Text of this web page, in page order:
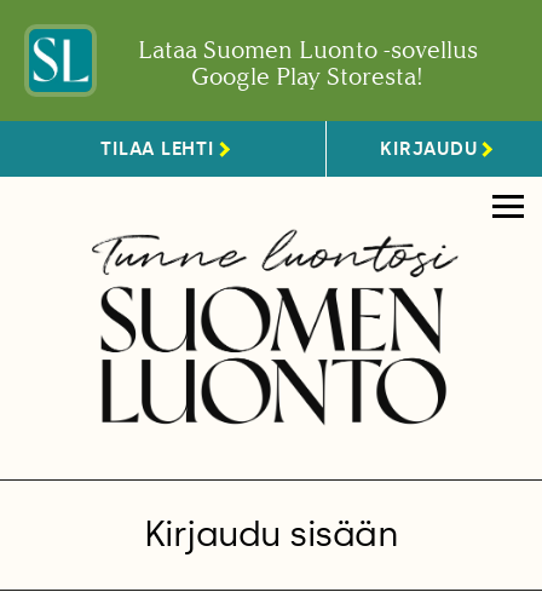
Lataa Suomen Luonto -sovellus
Google Play Storesta!
TILAA LEHTI KIRJAUDU
Kirjaudu sisään